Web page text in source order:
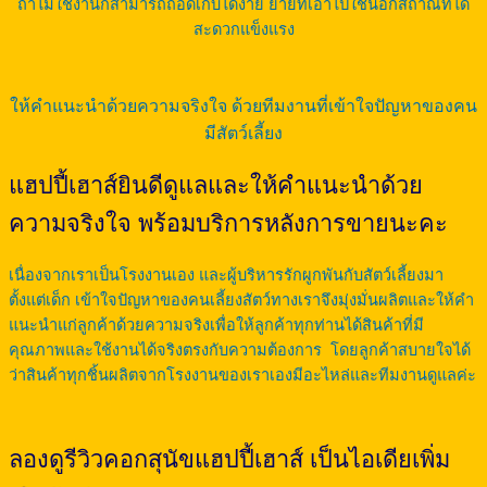
ถ้าไม่ใช้งานก็สามารถถอดเก็บได้ง่าย ย้ายที่เอาไปใช้นอกสถาณที่ได้
สะดวกแข็งแรง
ให้คำแนะนำด้วยความจริงใจ ด้วยทีมงานที่เข้าใจปัญหาของคน
มีสัตว์เลี้ยง
แฮปปี้เฮาส์ยินดีดูแลและให้คำแนะนำด้วย
ความจริงใจ พร้อมบริการหลังการขายนะคะ
เนื่องจากเราเป็นโรงงานเอง และผู้บริหารรักผูกพันกับสัตว์เลี้ยงมา
ตั้งแต่เด็ก เข้าใจปัญหาของคนเลี้ยงสัตว์ทางเราจึงมุ่งมั่นผลิตและให้คำ
แนะนำแก่ลูกค้าด้วยความจริงเพื่อให้ลูกค้าทุกท่านได้สินค้าที่มี
คุณภาพและใช้งานได้จริงตรงกับความต้องการ โดยลูกค้าสบายใจได้
ว่าสินค้าทุกชิ้นผลิตจากโรงงานของเราเองมีอะไหล่และทีมงานดูแลค่ะ
ลองดูรีวิวคอกสุนัขแฮปปี้เฮาส์ เป็นไอเดียเพิ่ม